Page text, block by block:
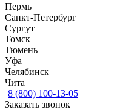
Пермь
Санкт-Петербург
Сургут
Томск
Тюмень
Уфа
Челябинск
Чита
8 (800) 100-13-05
Заказать звонок